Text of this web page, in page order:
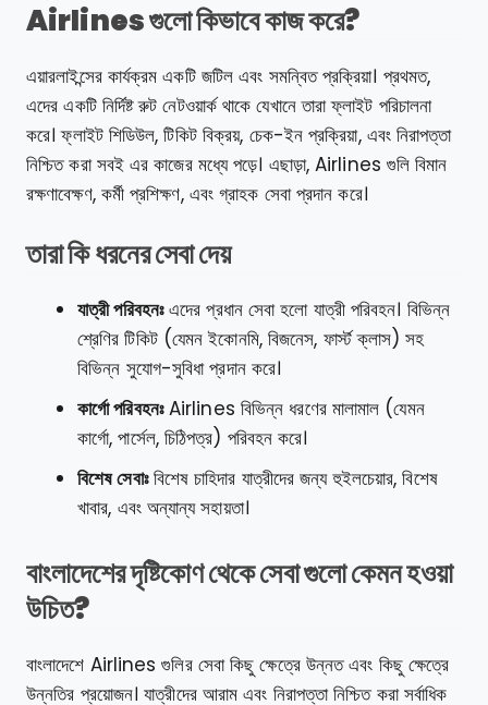
Airlines গুলো কিভাবে কাজ করে?
এয়ারলাইন্সের কার্যক্রম একটি জটিল এবং সমন্বিত প্রক্রিয়া। প্রথমত,
এদের একটি নির্দিষ্ট রুট নেটওয়ার্ক থাকে যেখানে তারা ফ্লাইট পরিচালনা
করে। ফ্লাইট শিডিউল, টিকিট বিক্রয়, চেক-ইন প্রক্রিয়া, এবং নিরাপত্তা
নিশ্চিত করা সবই এর কাজের মধ্যে পড়ে। এছাড়া, Airlines গুলি বিমান
রক্ষণাবেক্ষণ, কর্মী প্রশিক্ষণ, এবং গ্রাহক সেবা প্রদান করে।
তারা কি ধরনের সেবা দেয়
যাত্রী পরিবহনঃএদের প্রধান সেবা হলো যাত্রী পরিবহন। বিভিন্ন
শ্রেণির টিকিট (যেমন ইকোনমি, বিজনেস, ফার্স্ট ক্লাস) সহ
বিভিন্ন সুযোগ-সুবিধা প্রদান করে।
কার্গো পরিবহনঃAirlines বিভিন্ন ধরণের মালামাল (যেমন
কার্গো, পার্সেল, চিঠিপত্র) পরিবহন করে।
বিশেষ সেবাঃবিশেষ চাহিদার যাত্রীদের জন্য হুইলচেয়ার, বিশেষ
খাবার, এবং অন্যান্য সহায়তা।
বাংলাদেশের দৃষ্টিকোণ থেকে সেবা গুলো কেমন হওয়া
উচিত?
বাংলাদেশে Airlines গুলির সেবা কিছু ক্ষেত্রে উন্নত এবং কিছু ক্ষেত্রে
উন্নতির প্রয়োজন। যাত্রীদের আরাম এবং নিরাপত্তা নিশ্চিত করা সর্বাধিক